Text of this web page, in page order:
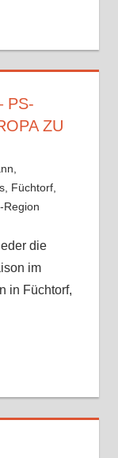
PS-
ZU
Füchtorf
Region
die
im
in Füchtorf,